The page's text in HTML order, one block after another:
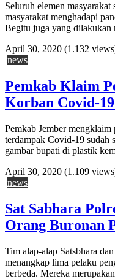
Seluruh elemen
masyarakat menghadapi
Begitu juga yang dilakukan
April 30, 2020 (1.132
news
Pemkab Klaim
Korban Covid-19
Pemkab Jember mengklaim
terdampak Covid-19 sudah
gambar bupati di plastik
April 30, 2020 (1.109
news
Sat Sabhara
Orang Buronan
Tim alap-alap Satsbhara
menangkap lima pelaku
berbeda. Mereka